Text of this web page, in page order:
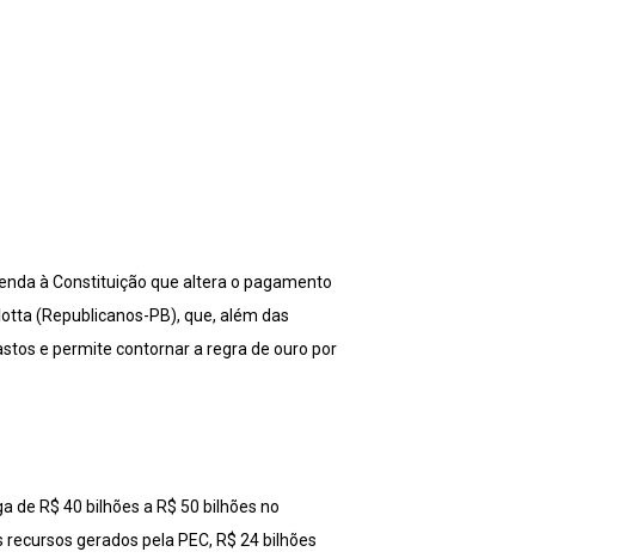
à Constituição que altera o pagamento
(Republicanos-PB), que, além das
e permite contornar a regra de ouro por
R$ 40 bilhões a R$ 50 bilhões no
gerados pela PEC, R$ 24 bilhões